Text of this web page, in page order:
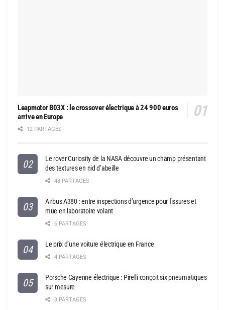
Leapmotor B03X : le crossover électrique à 24 900 euros
arrive en Europe
12 PARTAGES
Le rover Curiosity de la NASA découvre un champ présentant
des textures en nid d’abeille
48 PARTAGES
Airbus A380 : entre inspections d’urgence pour fissures et
mue en laboratoire volant
6 PARTAGES
Le prix d’une voiture électrique en France
4 PARTAGES
Porsche Cayenne électrique : Pirelli conçoit six pneumatiques
sur mesure
3 PARTAGES